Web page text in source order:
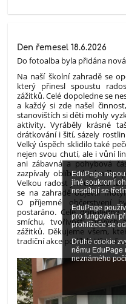
EduPage
jiné soukromí
nesdílejí se
EduPage
pro fungování
prohlížeče se
Druhé cookie
němu EduPage
neznámého
Den řemesel 18.6.2026
Do fotoalba byla přidána
Na naší školní zahradě se
který přinesl spoustu
zážitků. Celé dopoledne se
a každý si zde našel
stanovištích si děti mohly
aktivity. Vyráběly krásné
drátkování i šití, sázely
Velký úspěch sklidilo také
nejen svou chutí, ale i vůní
ani zábavná a pohybová
zazpívaly oblíbené písničky
Velkou radost jim udělalo
se na zahradě objevili
O příjemné občerstvení
postaráno. Celé
smíchu, tvořivosti, nových
zážitků. Děkujeme všem,
tradiční akce podíleli. Už teď